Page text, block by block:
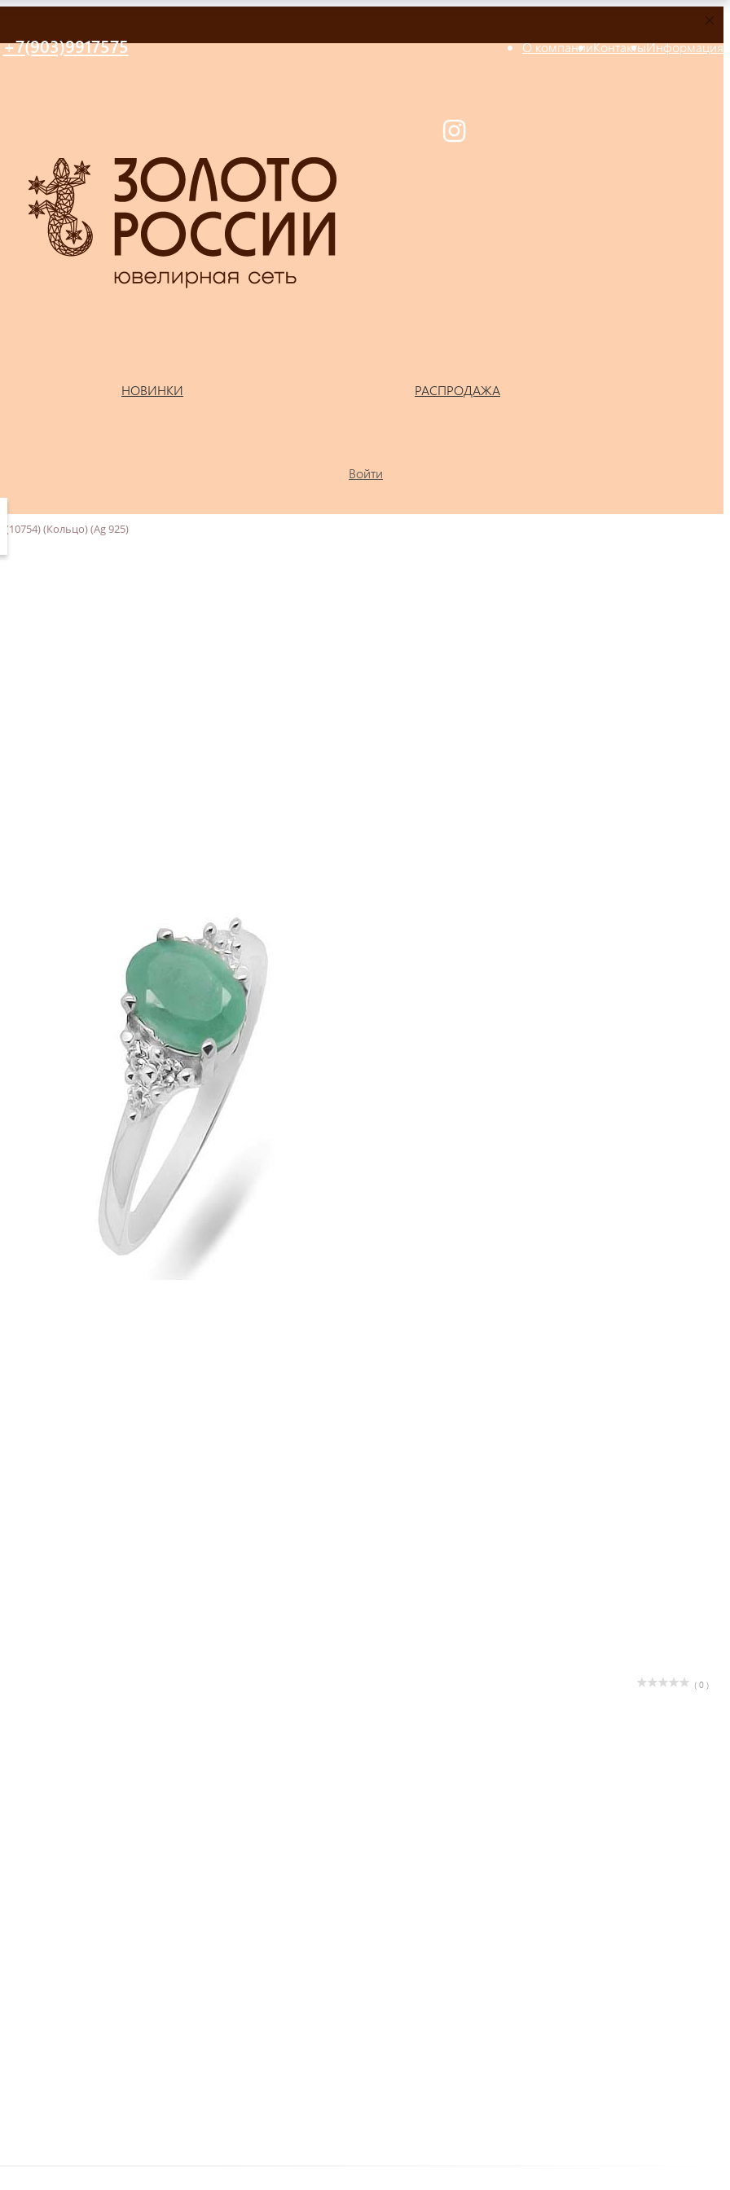
О компанииКонтактыИнформация
+7(903)9917575
НОВИНКИ РАСПРОДАЖА
Войти
(10754) (Кольцо) (Ag 925)
( 0 )